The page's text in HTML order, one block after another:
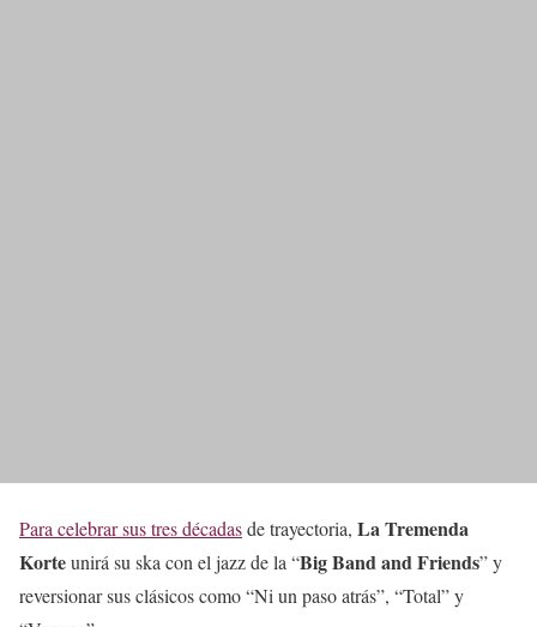
Para celebrar sus tres décadasde trayectoria, La Tremenda
Korteunirá su ska con el jazz de la “Big Band and Friends” y
reversionar sus clásicos como “Ni un paso atrás”, “Total” y